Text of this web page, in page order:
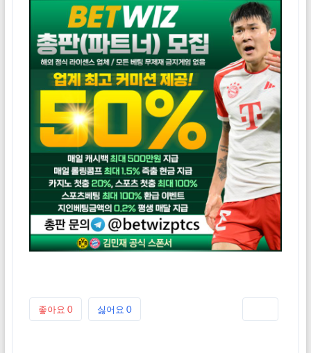
좋아요 0 싫어요 0